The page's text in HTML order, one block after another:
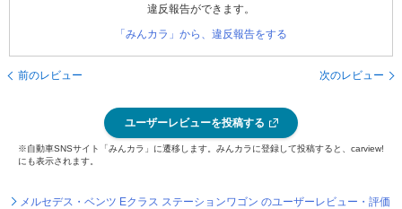
違反報告ができます。
「みんカラ」から、違反報告をする
前のレビュー 次のレビュー
ユーザーレビューを投稿する
※自動車SNSサイト「みんカラ」に遷移します。みんカラに登録して投稿すると、carview!
にも表示されます。
メルセデス・ベンツ Eクラス ステーションワゴン のユーザーレビュー・評価